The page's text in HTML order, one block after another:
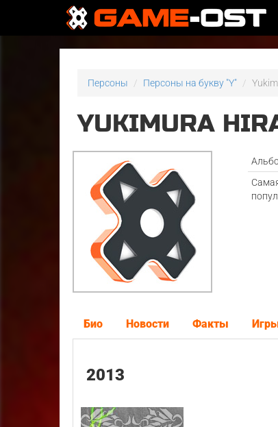
Персоны Персоны на букву "Y"
YUKIMURA
Био Новости Факты
2013